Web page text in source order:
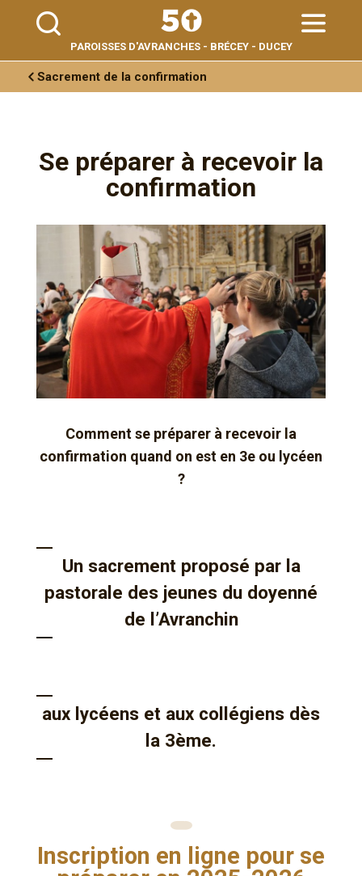
personnels
PAROISSES D'AVRANCHES - BRÉCEY - DUCEY
Sacrement de la confirmation
Se préparer à recevoir la
confirmation
Comment se préparer à recevoir la
confirmation quand on est en 3e ou lycéen
?
Un sacrement proposé par la
pastorale des jeunes du doyenné
de l’Avranchin
aux lycéens et aux collégiens dès
la 3ème.
Inscription en ligne pour se